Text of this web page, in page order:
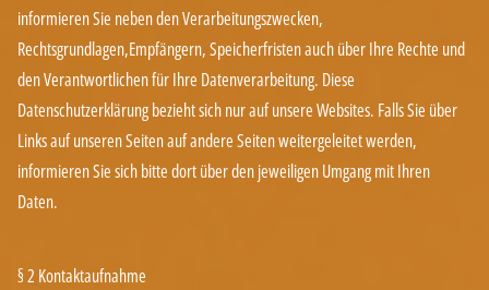
informieren Sie neben den Verarbeitungszwecken,
Rechtsgrundlagen,Empfängern, Speicherfristen auch über Ihre Rechte und
den Verantwortlichen für Ihre Datenverarbeitung. Diese
Datenschutzerklärung bezieht sich nur auf unsere Websites. Falls Sie über
Links auf unseren Seiten auf andere Seiten weitergeleitet werden,
informieren Sie sich bitte dort über den jeweiligen Umgang mit Ihren
Daten.
§ 2 Kontaktaufnahme